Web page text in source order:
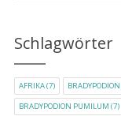
Schlagwörter
AFRIKA(7) BRADYPODION
BRADYPODION PUMILUM (7)